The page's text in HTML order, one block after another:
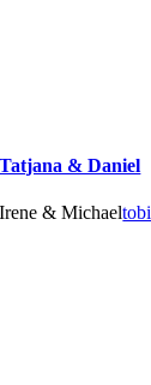
Tatjana & Daniel
Irene & Michaeltobi